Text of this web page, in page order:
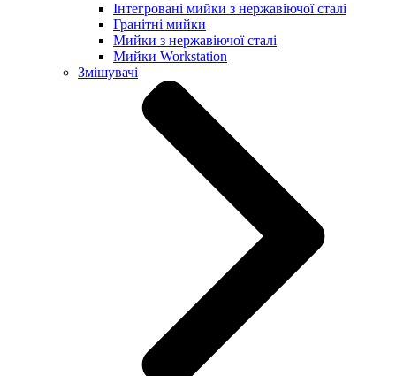
Інтегровані мийки з нержавіючої сталі
Гранітні мийки
Мийки з нержавіючої сталі
Мийки Workstation
Змішувачі